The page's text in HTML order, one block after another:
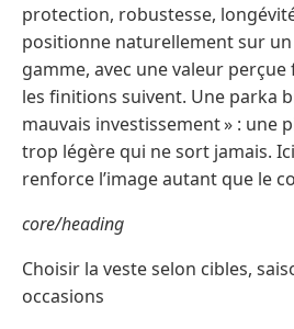
protection, robustesse,
positionne naturellement sur
gamme, avec une valeur
les finitions suivent. Une parka
mauvais investissement » : une
trop légère qui ne sort jamais.
renforce l’image autant que le
core/heading
Choisir la veste selon cibles,
occasions